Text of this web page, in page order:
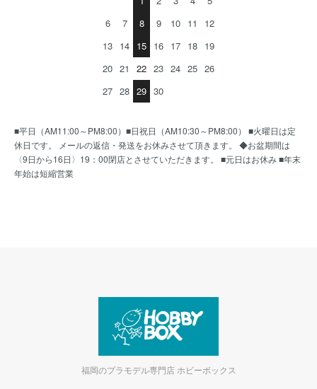
6
7 8 9 10 11
12
13 14 15 16 17 18 19
20 21 22 23 24 25 26
27 28 29 30
■平日（AM11:00～PM8:00）■日祝日（AM10:30～PM8:00） ■火曜日は定
休日です。 メールの返信・発送をお休みさせて頂きます。 ◆お盆期間は
〈9日から16日〉19：00閉店とさせていただきます。 ■元日はお休み ■年末
年始は短縮営業
福岡のプラモデル専門店 ホビーボックス